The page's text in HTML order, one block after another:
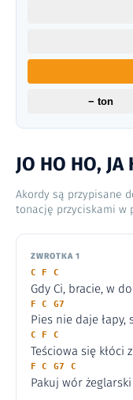
JO HO HO,
Akordy są przypisane
tonację przyciskami w
ZWROTKA 1
C F C
Gdy Ci, bracie, w
F C G7
Pies nie daje łapy,
C F C
Teściowa się kłóci
F C G7 C
Pakuj wór
− ton